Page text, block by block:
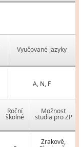
Vyučované jazyky
A, N, F
Roční
školné
Možnost
studia pro ZP
Zrakově,